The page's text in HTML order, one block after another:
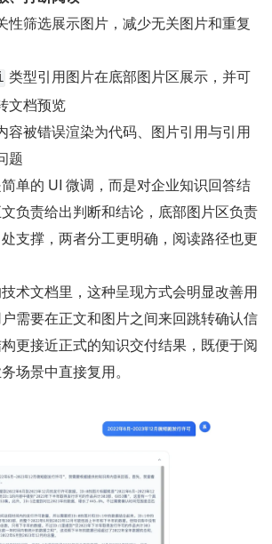
性筛选展示图片，减少无关图片和重复
类型引用图片在底部图片区展示，并可
文档预览
容被错误渲染为代码、图片引用与引用
题
单的 UI 微调，而是对企业知识回答结
负责给出判断和结论，底部图片区负责
支撑，两者分工更明确，阅读路径也更
术文档里，这种呈现方式会明显改善用
需要在正文和图片之间来回跳转确认信
更接近正式的知识交付结果，既便于阅
场景中直接复用。